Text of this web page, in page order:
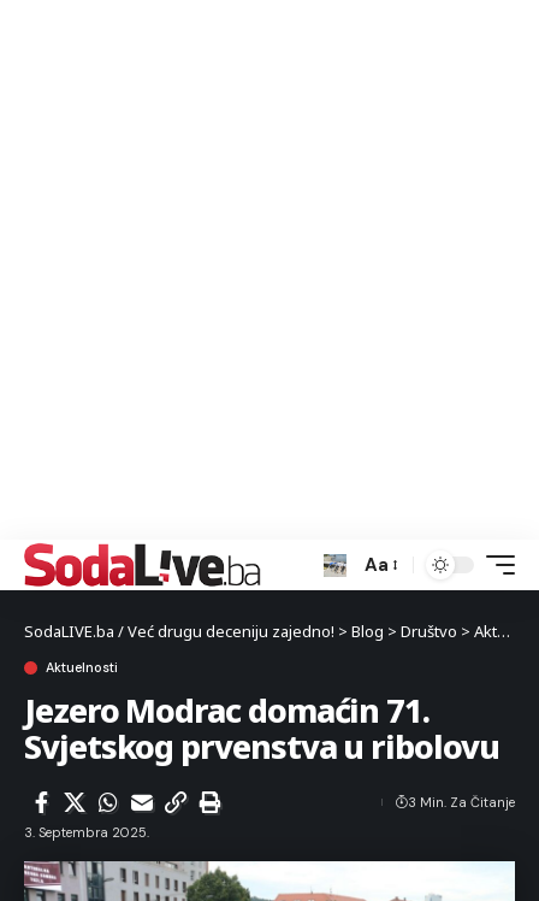
Aa
SodaLIVE.ba / Već drugu deceniju zajedno! > Blog > Društvo > Aktuelnosti
Aktuelnosti
Jezero Modrac domaćin 71.
Svjetskog prvenstva u ribolovu
3. Septembra 2025.
3 Min. Za Čitanje